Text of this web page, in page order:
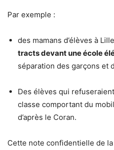
Par exemple :
des mamans d’élèves à
tracts devant une école
séparation des garçons et
Des élèves qui
classe comportant du
d’après le Coran.
Cette note confidentielle de